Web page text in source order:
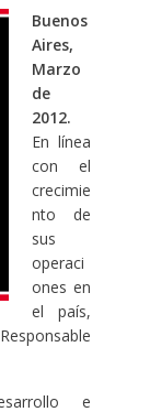
Buenos
Aires,
Marzo
de
2012.
En línea
con el
crecimie
nto de
sus
operaci
ones en
el país,
e